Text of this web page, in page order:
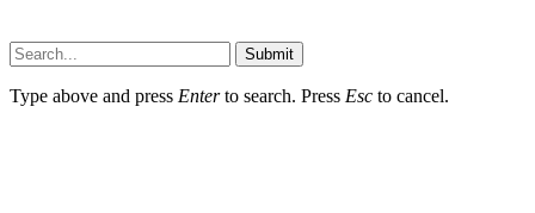
Submit
Type above and press Enterto search. Press Esc to cancel.